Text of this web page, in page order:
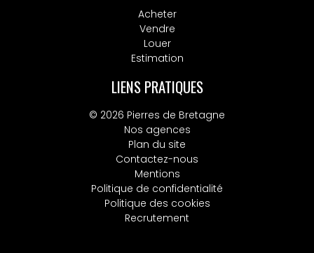
Acheter
Vendre
Louer
Estimation
LIENS PRATIQUES
© 2026 Pierres de Bretagne
Nos agences
Plan du site
Contactez-nous
Mentions
Politique de confidentialité
Politique des cookies
Recrutement